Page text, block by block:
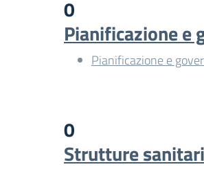
0
Pianificazione e
Pianificazione e
0
Strutture